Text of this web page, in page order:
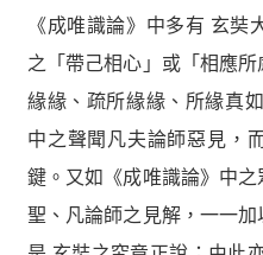
《成唯識論》中多有 玄奘
之「帶己相心」或「相應
緣緣、疏所緣緣、所緣真
中之聲聞凡夫論師惡見，
鍵。又如《成唯識論》中
聖、凡論師之見解，一一